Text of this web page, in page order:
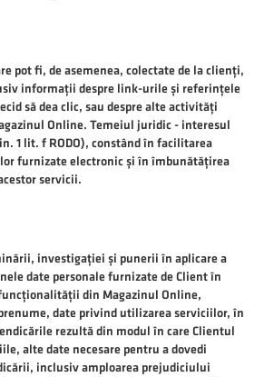
pot fi, de asemenea, colectate de la clienți,
informații despre link-urile și referințele
să dea clic, sau despre alte activități
Online. Temeiul juridic - interesul
1 lit. f RODO), constând în facilitarea
furnizate electronic și în îmbunătățirea
servicii.
investigației și punerii în aplicare a
date personale furnizate de Client în
din Magazinul Online,
date privind utilizarea serviciilor, în
rezultă din modul în care Clientul
alte date necesare pentru a dovedi
inclusiv amploarea prejudiciului